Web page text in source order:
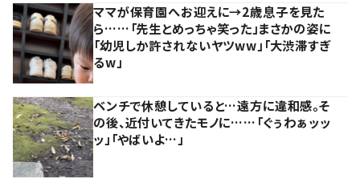
ママが保育園へお迎えに→2歳息子を見た
ら……「先生とめっちゃ笑った」まさかの姿に
「幼児しか許されないヤツww」「大渋滞すぎ
るw」
ベンチで休憩していると…遠方に違和感。そ
の後、近付いてきたモノに……「ぐぅわぁッッ
ッ」「やばいよ…」